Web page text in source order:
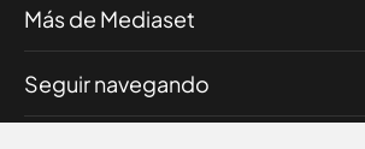
Más de Mediaset
Seguir navegando